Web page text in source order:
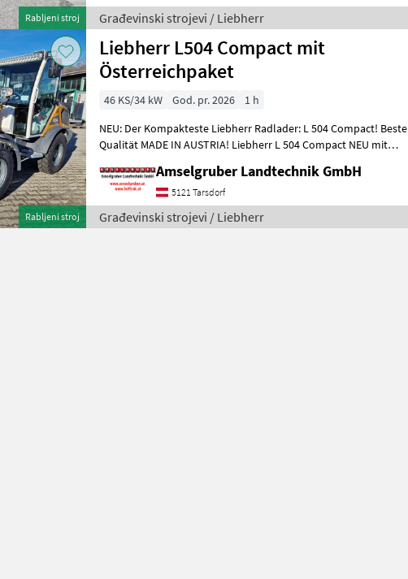
Rabljeni stroj Građevinski strojevi / Liebherr
Rabljeni stroj
Liebherr L504 Compact mit
Österreichpaket
46 KS/34 kW God. pr. 2026
1 h
NEU: Der Kompakteste Liebherr Radlader: L 504 Compact! Beste
Qualität MADE IN AUSTRIA! Liebherr L 504 Compact NEU mit
Amselgruber Landtechnik GmbH
5121 Tarsdorf
Građevinski strojevi / Liebherr